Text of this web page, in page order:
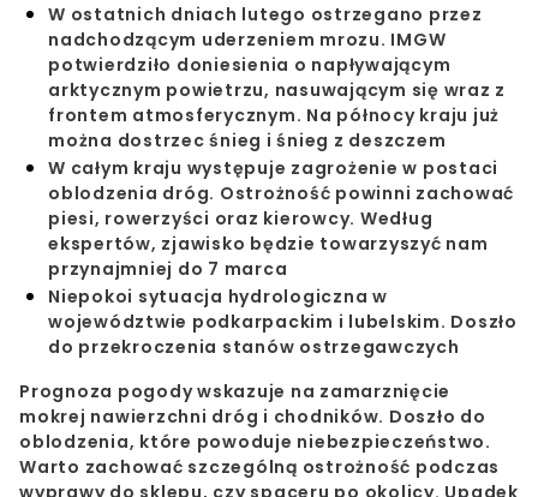
W ostatnich dniach lutego ostrzegano przez
nadchodzącym uderzeniem mrozu. IMGW
potwierdziło doniesienia o napływającym
arktycznym powietrzu, nasuwającym się wraz z
frontem atmosferycznym. Na północy kraju już
można dostrzec śnieg i śnieg z deszczem
W całym kraju występuje zagrożenie w postaci
oblodzenia dróg. Ostrożność powinni zachować
piesi, rowerzyści oraz kierowcy. Według
ekspertów, zjawisko będzie towarzyszyć nam
przynajmniej do 7 marca
Niepokoi sytuacja hydrologiczna w
województwie podkarpackim i lubelskim. Doszło
do przekroczenia stanów ostrzegawczych
Prognoza pogodywskazuje na zamarznięcie
mokrej nawierzchni dróg i chodników. Doszło do
oblodzenia, które powoduje niebezpieczeństwo.
Warto zachować szczególną ostrożność podczas
wyprawy do sklepu, czy spaceru po okolicy. Upadek